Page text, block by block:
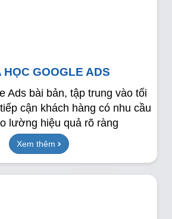
HỌC GOOGLE ADS
Ads bài bản, tập trung vào tối
cận khách hàng có nhu cầu
lường hiệu quả rõ ràng
Xem thêm